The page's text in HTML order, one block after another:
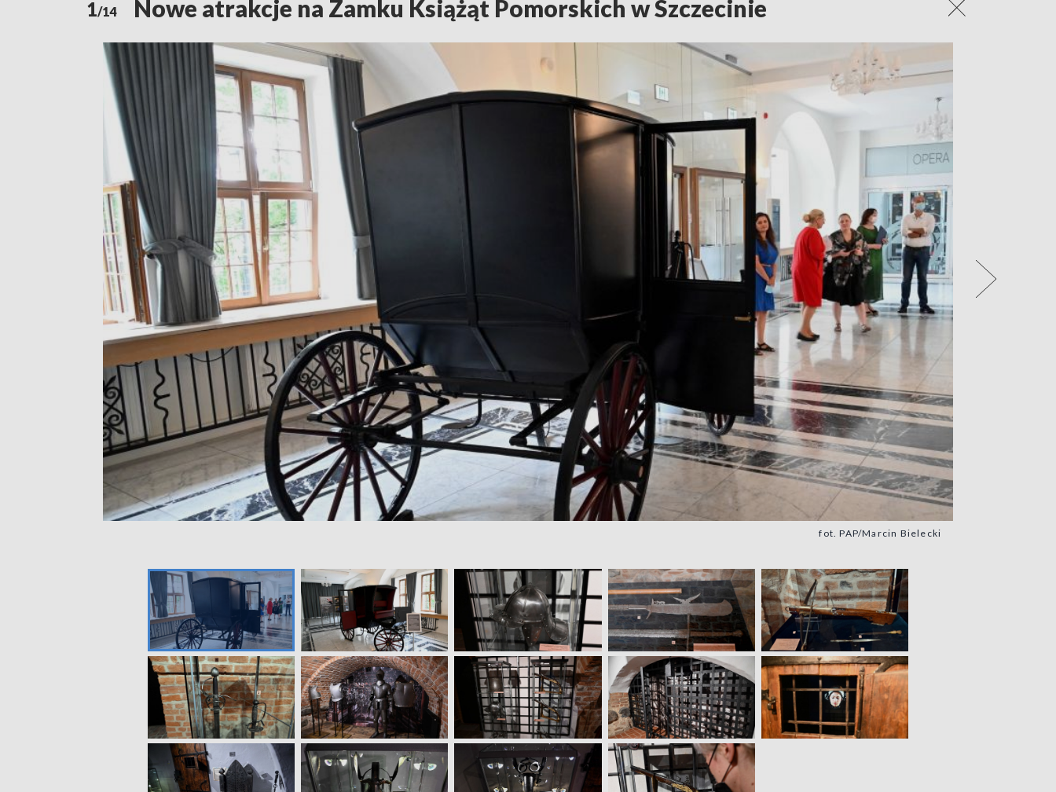
1/14 Nowe atrakcje na Zamku Książąt Pomorskich w Szczecinie
fot. PAP/Marcin Bielecki